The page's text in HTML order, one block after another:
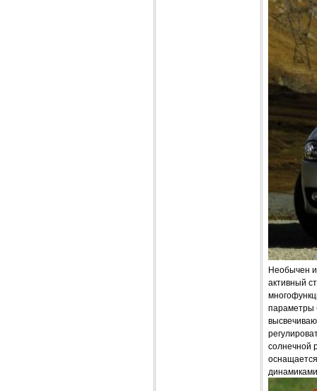
Необычен
активный
параметры
солнечной